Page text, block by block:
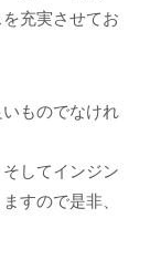
充実させてお
ものでなけれ
してインジン
すので是非、